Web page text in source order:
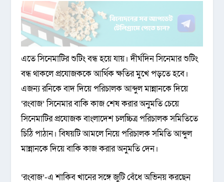
এতে সিনেমাটির শুটিং বন্ধ হয়ে যায়। দীর্ঘদিন সিনেমার শুটিং
বন্ধ থাকলে প্রযোজককে আর্থিক ক্ষতির মুখে পড়তে হবে।
এজন্য রনিকে বাদ দিয়ে পরিচালক আব্দুল মান্নানকে দিয়ে
‘রংবাজ’ সিনেমার বাকি কাজ শেষ করার অনুমতি চেয়ে
সিনেমাটির প্রযোজক বাংলাদেশ চলচ্চিত্র পরিচালক সমিতিতে
চিঠি পাঠান। বিষয়টি আমলে নিয়ে পরিচালক সমিতি আব্দুল
মান্নানকে দিয়ে বাকি কাজ করার অনুমতি দেন।
‌‘রংবাজ’-এ শাকিব খানের সঙ্গে জুটি বেঁধে অভিনয় করছেন